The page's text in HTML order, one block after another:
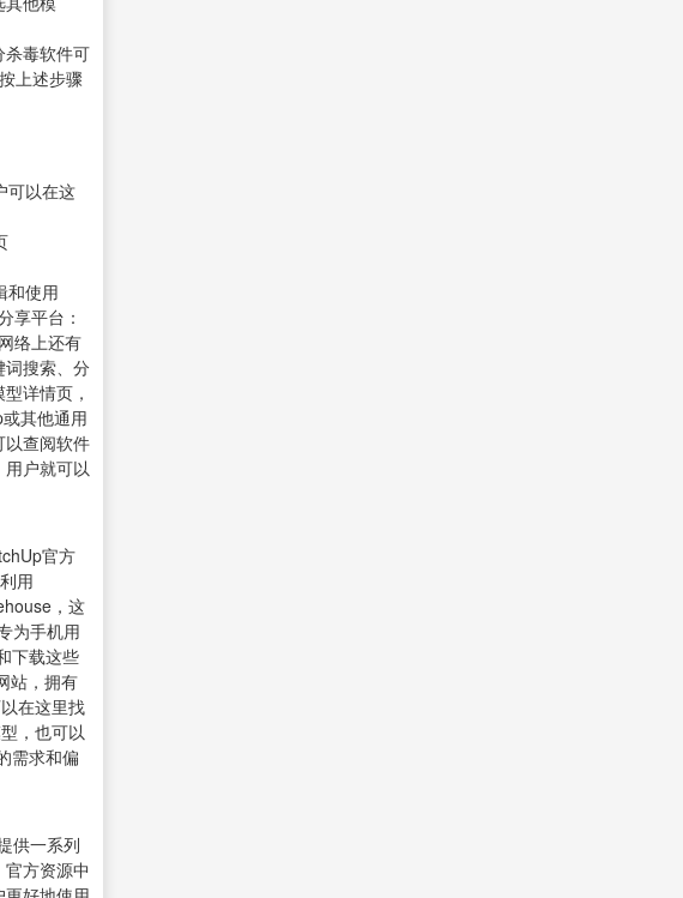
杀毒软件可
上述步骤
可以在这
和使用
享平台：
络上还有
词搜索、分
详情页，
其他通用
以查阅软件
户就可以
官方
用
，这
为手机用
下载这些
站，拥有
在这里找
，也可以
需求和偏
供一系列
方资源中